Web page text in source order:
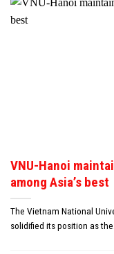
VNU-Hanoi
among Asia’s best
The Vietnam National
solidified its position as the...